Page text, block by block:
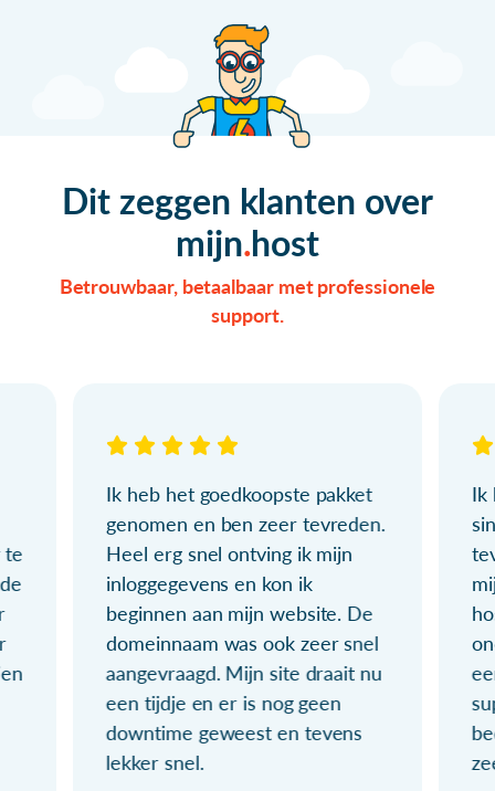
Dit zeggen klanten over
mijn host
Betrouwbaar, betaalbaar met professionele
support.
te
Ik heb het goedkoopste pakket
genomen en ben zeer tevreden.
Heel erg snel ontving ik mijn
inloggegevens en kon ik
beginnen aan mijn website. De
domeinnaam was ook zeer snel
aangevraagd. Mijn site draait nu
een tijdje en er is nog geen
downtime geweest en tevens
lekker snel.
Ik